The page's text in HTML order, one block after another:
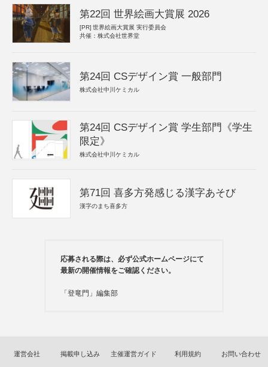
第22回 世界絵画大賞展 2026
[PR] 世界絵画大賞展 実行委員会
共催：株式会社世界堂
第24回 CSデザイン賞 一般部門
株式会社中川ケミカル
第24回 CSデザイン賞 学生部門《学生
限定》
株式会社中川ケミカル
第71回 喜多方発感じる漢字あそび
漢字のまち喜多方
応募される際は、必ず公式ホームページにて
最新の開催情報をご確認ください。
「登竜門」編集部
運営会社 掲載申し込み 主催運営ガイド 利用規約 お問い合わせ